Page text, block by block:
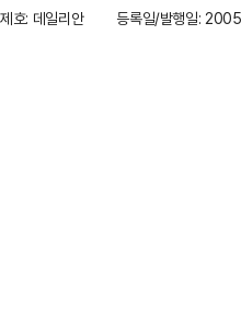
제호: 데일리안
등록일/발행일: